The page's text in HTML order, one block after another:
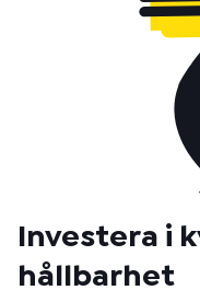
Investera i
hållbarhet